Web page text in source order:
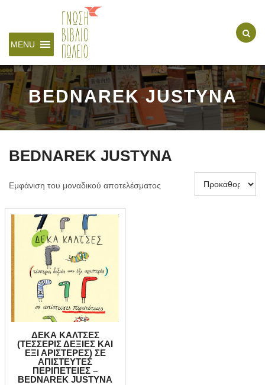
MENU
BEDNAREK JUSTYNA
BEDNAREK JUSTYNA
Εμφάνιση του μοναδικού αποτελέσματος
ΔΕΚΑ ΚΑΛΤΣΕΣ
(ΤΕΣΣΕΡΙΣ ΔΕΞΙΕΣ ΚΑΙ
ΕΞΙ ΑΡΙΣΤΕΡΕΣ) ΣΕ
ΑΠΙΣΤΕΥΤΕΣ
ΠΕΡΙΠΕΤΕΙΕΣ –
BEDNAREK JUSTYNA